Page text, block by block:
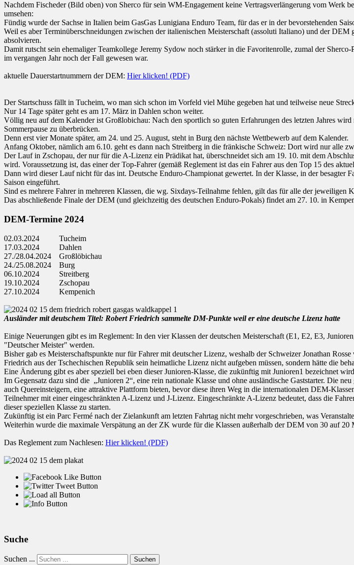
Nachdem Fischeder (Bild oben) von Sherco für sein WM-Engagement keine Vertragsverlängerung vom Werk
umsehen:
Fündig wurde der Sachse in Italien beim GasGas Lunigiana Enduro Team, für das er in der bevorstehenden
Weil es aber Terminüberschneidungen zwischen der italienischen Meisterschaft (assoluti Italiano) und der
absolvieren.
Damit rutscht sein ehemaliger Teamkollege Jeremy Sydow noch stärker in die Favoritenrolle, zumal der
im vergangen Jahr noch der Fall gewesen war.
aktuelle Dauerstartnummern der DEM: Hier klicken! (PDF)
Der Startschuss fällt in Tucheim, wo man sich schon im Vorfeld viel Mühe gegeben hat und teilweise neue
Nur 14 Tage später geht es am 17. März in Dahlen schon weiter.
Völlig neu auf dem Kalender ist Großlobichau: Nach den sportlich so guten Erfahrungen des letzten Jahres
Sommerpause zu überbrücken.
Denn erst vier Monate später, am 24. und 25. August, steht in Burg den nächste Wettbewerb auf dem Kalender.
Anfang Oktober, nämlich am 6.10. geht es dann nach Streitberg in die fränkische Schweiz: Dort wird nur alle
Der Lauf in Zschopau, der nur für die A-Lizenz ein Prädikat hat, überschneidet sich am 19. 10. mit dem
wird. Voraussetzung ist, das einer der Top-Fahrer (gemäß Reglement ist das ein Fahrer aus den Top 15 des
Dann wird dieser Lauf nicht für das int. Deutsche Enduro-Championat gewertet. In der Klasse, in der
Saison eingeführt.
Sind es mehrere Fahrer in mehreren Klassen, die wg. Sixdays-Teilnahme fehlen, gilt das für alle der jeweiligen
Das abschließende Finale der DEM (und gleichzeitig des deutschen Enduro-Pokals) findet am 27. 10. in
DEM-Termine 2024
02.03.2024 Tucheim
17.03.2024 Dahlen
27./28.04.2024 Großlöbichau
24./25.08.2024 Burg
06.10.2024 Streitberg
19.10.2024 Zschopau
27.10.2024 Kempenich
Ausländer mit deutschem Titel: Robert Friedrich sammelte DM-Punkte weil er eine deutsche Lizenz hatte
Einige Neuerungen gibt es im Reglement: In den vier Klassen der deutschen Meisterschaft (E1, E2, E3,
"Deutscher Meister" werden.
Bisher gab es Meisterschaftspunkte nur für Fahrer mit deutscher Lizenz, weshalb der Schweizer Jonathan
Friedrich aus der Tschechischen Republik sein heimatliche Lizenz nicht aufgeben müssen, sondern hätte die
Eine Änderung gibt es aber speziell bei eben dieser Junioren-Klasse, die zukünftig mit Junioren1 bezeichnet
Im Gegensatz dazu sind die „Junioren 2“, eine rein nationale Klasse und ohne ausländische Gaststarter. Die
auch Quereinsteigern, eine attraktive Plattform bieten, bevor diese ihren Weg in die internationalen DEM-
Teilnehmer mit einer eingeschränkten A-Lizenz und J-Lizenz. Eingeschränkte A-Lizenz bedeutet, dass die
dieser speziellen Klasse zu starten.
Zukünftig ist ein Parc Fermé nach der Zielankunft am letzten Fahrtag nicht mehr vorgeschrieben, was
Weiterhin wurde die maximale Verspätung an der ZK wurde für die Klassen außerhalb der DEM von 30 auf 20
Das Reglement zum Nachlesen: Hier klicken! (PDF)
Suche
Suchen ... Suchen